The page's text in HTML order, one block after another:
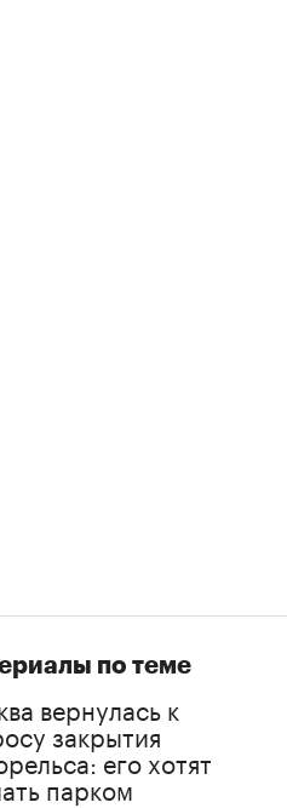
по теме
вернулась к
закрытия
его хотят
парком